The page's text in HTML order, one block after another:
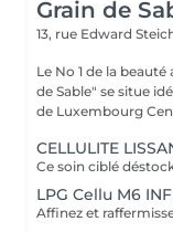
Grain de
13, rue Edward
Le No 1 de la
de Sable" se situe
de Luxembourg
CELLULITE
LPG Cellu M6